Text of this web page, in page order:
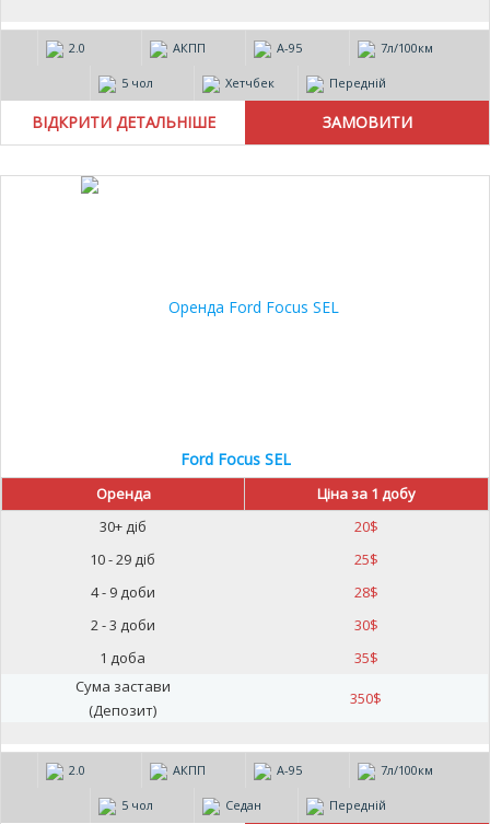
2.0 АКПП А-95 7л/100км
5 чол Хетчбек Передній
ВІДКРИТИ ДЕТАЛЬНІШЕ
Ford Focus SEL
Оренда
Ціна за 1 добу
30+ діб
20$
10 - 29 діб
25$
4 - 9 доби
28$
2 - 3 доби
30$
1 доба
35$
Сума застави
(Депозит)
350$
2.0 АКПП А-95 7л/100км
5 чол Седан Передній